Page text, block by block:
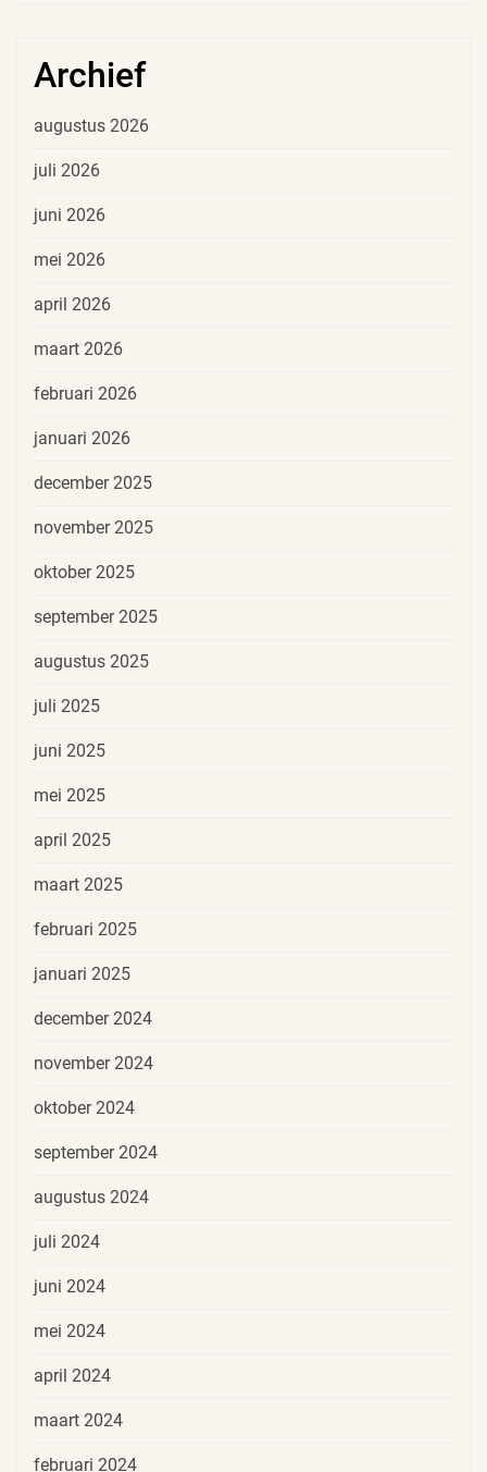
Archief
augustus 2026
juli 2026
juni 2026
mei 2026
april 2026
maart 2026
februari 2026
januari 2026
december 2025
november 2025
oktober 2025
september 2025
augustus 2025
juli 2025
juni 2025
mei 2025
april 2025
maart 2025
februari 2025
januari 2025
december 2024
november 2024
oktober 2024
september 2024
augustus 2024
juli 2024
juni 2024
mei 2024
april 2024
maart 2024
februari 2024